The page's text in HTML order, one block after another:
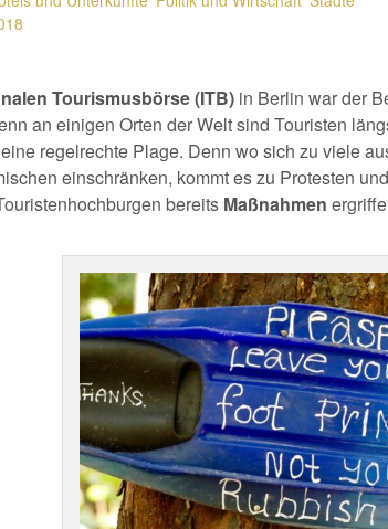
Tourismusbörse (ITB) in Berlin war der
an einigen Orten der Welt sind Touristen
regelrechte Plage. Denn wo sich zu viele
einschränken, kommt es zu Protesten
bereits Maßnahmen